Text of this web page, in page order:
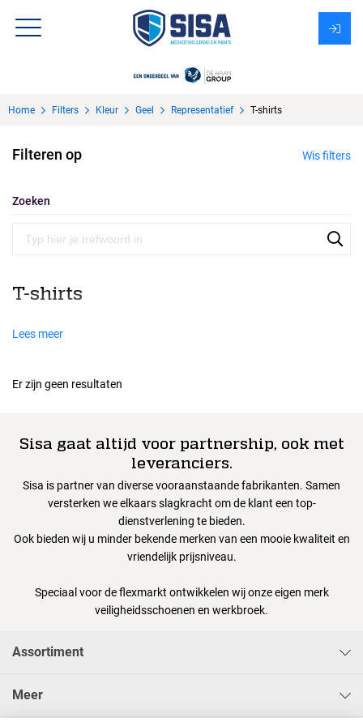
Over Sisa
KMS
Uitzendbureau?
Home Filters Kleur Geel Representatief T-shirts
Filteren op Wis filters
Zoeken
T-shirts
Lees meer
Er zijn geen resultaten
Sisa gaat altijd voor partnership, ook met
leveranciers.
Sisa is partner van diverse vooraanstaande fabrikanten. Samen
versterken we elkaars slagkracht om de klant een top-
dienstverlening te bieden.
Ook bieden wij u minder bekende merken van een mooie kwaliteit en
vriendelijk prijsniveau.
Speciaal voor de flexmarkt ontwikkelen wij onze eigen merk
veiligheidsschoenen en werkbroek.
Assortiment
Meer